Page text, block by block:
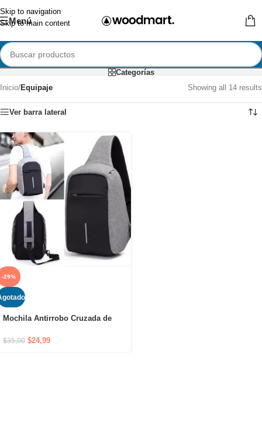
Skip to navigation
Skip to main content
Menú
Categorías
Inicio/Equipaje Showing all 14 results
Ver barra lateral
-29%
Mochila Antirrobo Cruzada de
USB y Cierre Oculto
$35,00 $24,99